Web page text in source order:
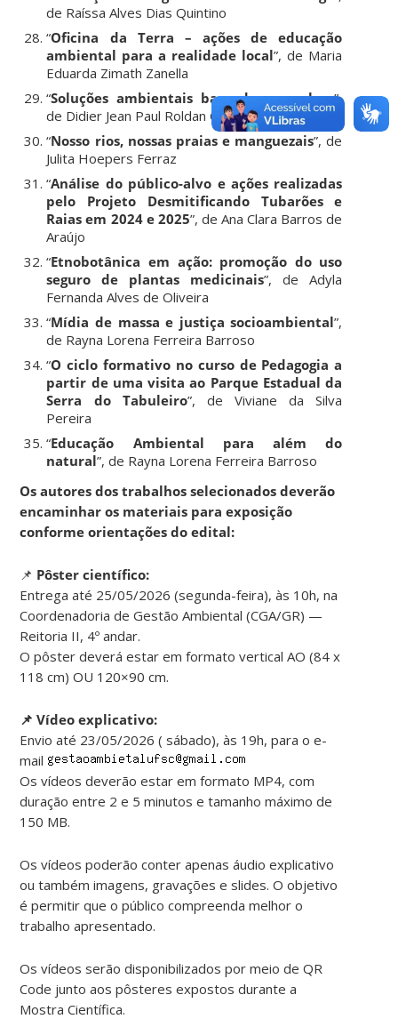
de Raíssa Alves Dias Quintino
“Oficina da Terra – ações de educação
ambiental para a realidade local”, de Maria
Eduarda Zimath Zanella
“Soluções ambientais baseadas em algas”,
de Didier Jean Paul Roldan Olarte
“Nosso rios, nossas praias e manguezais”, de
Julita Hoepers Ferraz
“Análise do público-alvo e ações realizadas
pelo Projeto Desmitificando Tubarões e
Raias em 2024 e 2025”, de Ana Clara Barros de
Araújo
“Etnobotânica em ação: promoção do uso
seguro de plantas medicinais”, de Adyla
Fernanda Alves de Oliveira
“Mídia de massa e justiça socioambiental”,
de Rayna Lorena Ferreira Barroso
“O ciclo formativo no curso de Pedagogia a
partir de uma visita ao Parque Estadual da
Serra do Tabuleiro”, de Viviane da Silva
Pereira
“Educação Ambiental para além do
natural”, de Rayna Lorena Ferreira Barroso
Os autores dos trabalhos selecionados deverão
encaminhar os materiais para exposição
conforme orientações do edital:
📌 Pôster científico:
Entrega até 25/05/2026 (segunda-feira), às 10h, na
Coordenadoria de Gestão Ambiental (CGA/GR) —
Reitoria II, 4º andar.
O pôster deverá estar em formato vertical AO (84 x
118 cm) OU 120×90 cm.
📌 Vídeo explicativo:
Envio até 23/05/2026 ( sábado), às 19h, para o e-
mail
Os vídeos deverão estar em formato MP4, com
duração entre 2 e 5 minutos e tamanho máximo de
150 MB.
Os vídeos poderão conter apenas áudio explicativo
ou também imagens, gravações e slides. O objetivo
é permitir que o público compreenda melhor o
trabalho apresentado.
Os vídeos serão disponibilizados por meio de QR
Code junto aos pôsteres expostos durante a
Mostra Científica.